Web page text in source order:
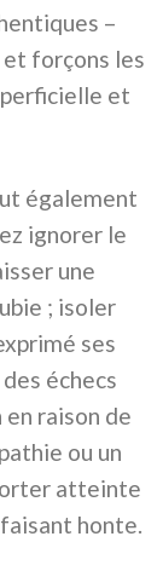
–
forçons les
et
également
ignorer le
une
; isoler
ses
échecs
raison de
ou un
atteinte
honte.